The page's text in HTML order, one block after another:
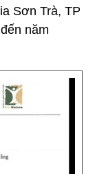
Sơn Trà, TP
năm